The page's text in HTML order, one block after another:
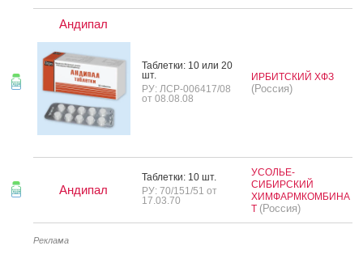
Андипал
Таб­летки: 10 или 20
шт.
РУ: ЛСР-006417/08
от 08.08.08
ИРБИТСКИЙ ХФЗ
(Россия)
Андипал
Таб­летки: 10 шт.
РУ: 70/151/51 от
17.03.70
УСОЛЬЕ-
СИБИРСКИЙ
ХИМФАРМКОМБИНА
Т (Россия)
Реклама